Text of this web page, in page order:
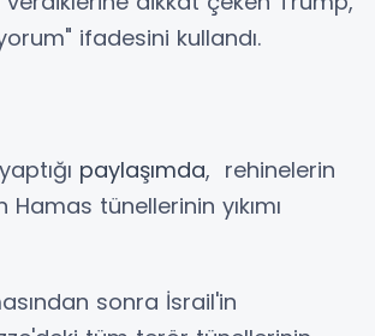
ifadesini kullandı.
paylaşımda, rehinelerin
tünellerinin yıkımı
sonra İsrail'in